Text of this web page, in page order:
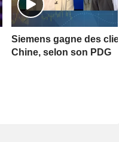
Siemens gagne des
Chine, selon son PDG